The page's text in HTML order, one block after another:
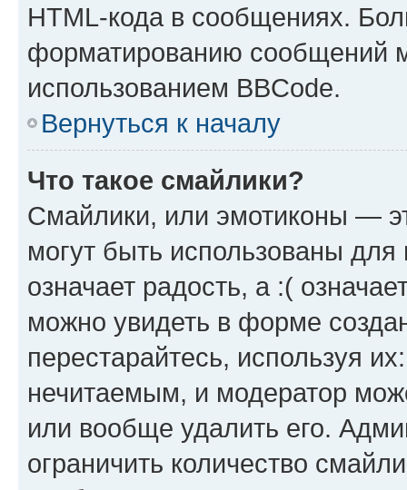
HTML-кода в сообщениях.
форматированию сообщений
использованием BBCode.
Вернуться к началу
Что такое смайлики?
Смайлики, или эмотиконы —
могут быть использованы
означает радость, а :(
можно увидеть в форме
перестарайтесь, используя
нечитаемым, и модератор
или вообще удалить его.
ограничить количество